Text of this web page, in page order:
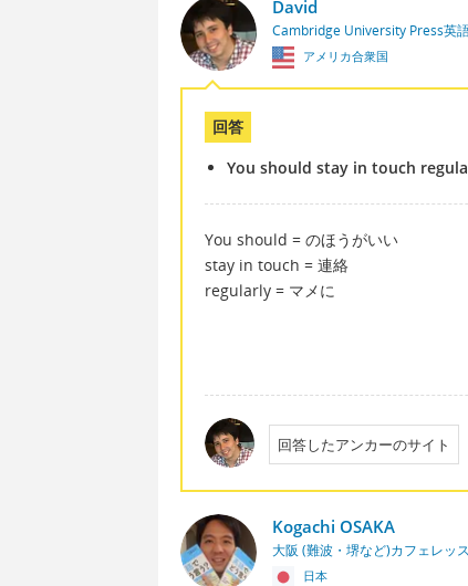
David
Cambridge University Press英
アメリカ合衆国
回答
You should stay in touch
You should = のほうがいい
stay in touch = 連絡
regularly = マメに
回答したアンカーのサイト
Kogachi OSAKA
大阪 (難波・堺など)カフェレッ
日本